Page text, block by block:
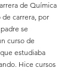
de Química
de carrera, por
se
curso de
estudiaba
Hice cursos